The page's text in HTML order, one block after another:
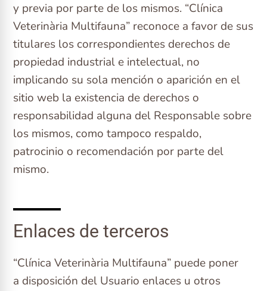
y previa por parte de los mismos. “Clínica
Veterinària Multifauna” reconoce a favor de sus
titulares los correspondientes derechos de
propiedad industrial e intelectual, no
implicando su sola mención o aparición en el
sitio web la existencia de derechos o
responsabilidad alguna del Responsable sobre
los mismos, como tampoco respaldo,
patrocinio o recomendación por parte del
mismo.
Enlaces de terceros
“Clínica Veterinària Multifauna” puede poner
a disposición del Usuario enlaces u otros